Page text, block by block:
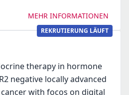
MEHR INFORMATIONEN
REKRUTIERUNG LÄUFT
therapy in hormone
negative locally advanced
with focos on digital